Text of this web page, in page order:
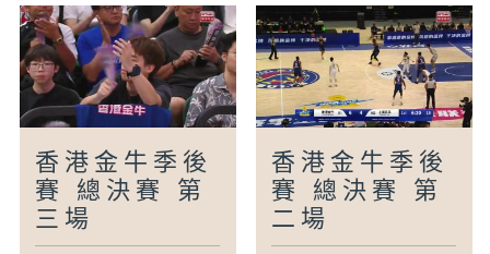
香港金牛季後
賽 總決賽 第
三場
香港金牛季後
賽 總決賽 第
二場